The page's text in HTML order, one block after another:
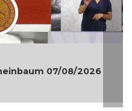
07/08/2026